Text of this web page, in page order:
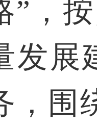
”，
发展
，围